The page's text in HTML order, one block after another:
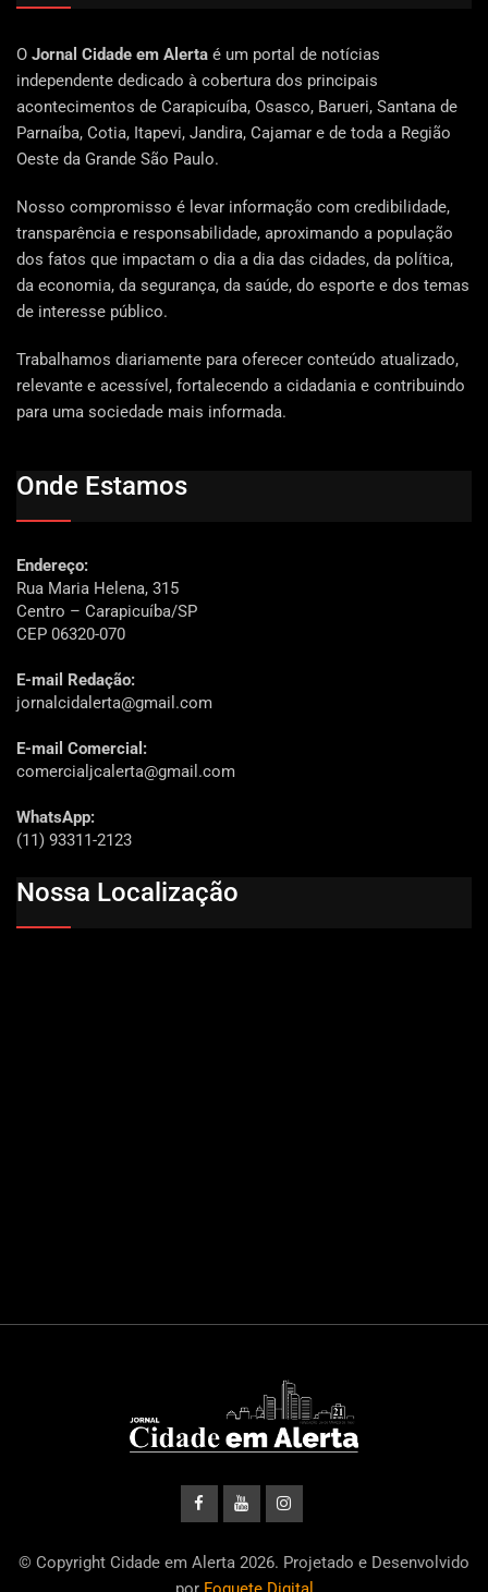
O Jornal Cidade em Alerta é um portal de notícias
independente dedicado à cobertura dos principais
acontecimentos de Carapicuíba, Osasco, Barueri, Santana de
Parnaíba, Cotia, Itapevi, Jandira, Cajamar e de toda a Região
Oeste da Grande São Paulo.
Nosso compromisso é levar informação com credibilidade,
transparência e responsabilidade, aproximando a população
dos fatos que impactam o dia a dia das cidades, da política,
da economia, da segurança, da saúde, do esporte e dos temas
de interesse público.
Trabalhamos diariamente para oferecer conteúdo atualizado,
relevante e acessível, fortalecendo a cidadania e contribuindo
para uma sociedade mais informada.
Onde Estamos
Endereço:
Rua Maria Helena, 315
Centro – Carapicuíba/SP
CEP 06320-070
E-mail Redação:
jornalcidalerta@gmail.com
E-mail Comercial:
comercialjcalerta@gmail.com
WhatsApp:
(11) 93311-2123
Nossa Localização
© Copyright Cidade em Alerta 2026. Projetado e Desenvolvido